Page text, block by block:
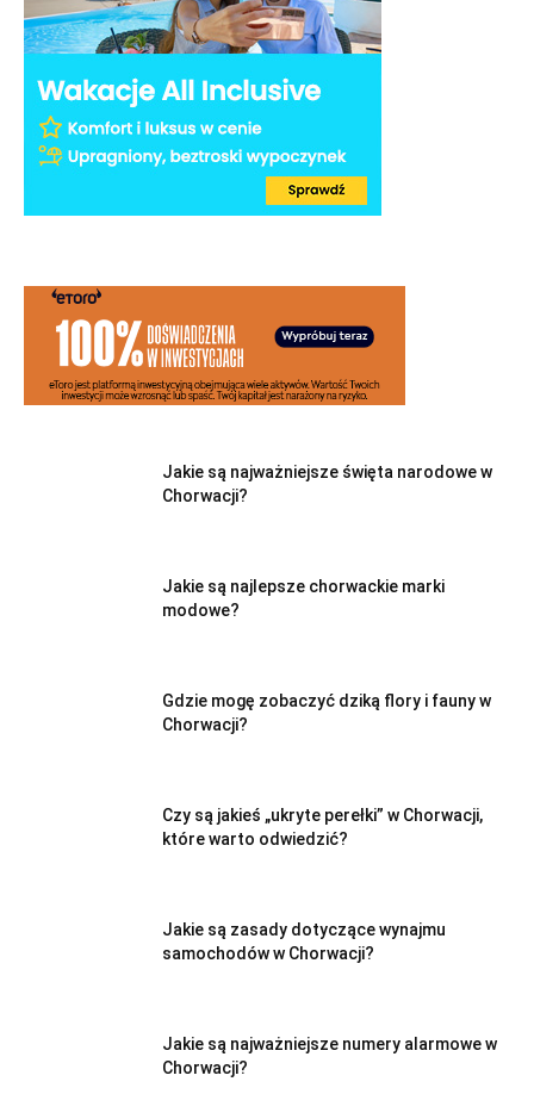
Jakie są najważniejsze święta narodowe w
Chorwacji?
Jakie są najlepsze chorwackie marki
modowe?
Gdzie mogę zobaczyć dziką flory i fauny w
Chorwacji?
Czy są jakieś „ukryte perełki” w Chorwacji,
które warto odwiedzić?
Jakie są zasady dotyczące wynajmu
samochodów w Chorwacji?
Jakie są najważniejsze numery alarmowe w
Chorwacji?